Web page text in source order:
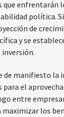
que enfrentarán
política.
de
y se
inversión.
de manifiesto la
el
entre
los